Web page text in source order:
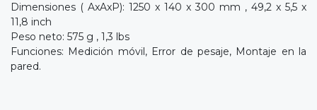
Dimensiones ( AxAxP): 1250 x 140 x 300 mm , 49,2 x 5,5 x
11,8 inch
Peso neto: 575 g , 1,3 lbs
Funciones: Medición móvil, Error de pesaje, Montaje en la
pared.